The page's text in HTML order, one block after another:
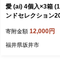
愛 (ai) 4個入×3箱
ンドセレクション
ドクッキー クッキ
銘菓 お菓子 スイー
寄附金額 12,000円
福井県坂井市